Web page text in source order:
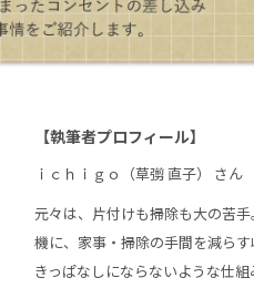
【執筆者プロフィール】
ｉｃｈｉｇｏ（草彅 直子） さん
元々は、片付けも掃除も大の苦
機に、家事・掃除の手間を減ら
きっぱなしにならないような仕